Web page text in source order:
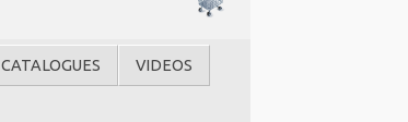
CATALOGUES VIDEOS